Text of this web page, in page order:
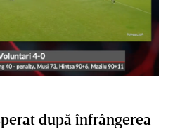
după înfrângerea